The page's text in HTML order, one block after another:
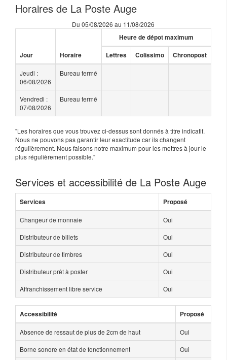
Horaires de La Poste Auge
Du 05/08/2026 au 11/08/2026
Jour Horaire
Heure de dépot maximum
Lettres Colissimo Chronopost
Jeudi :
06/08/2026
Bureau fermé
Vendredi :
07/08/2026
Bureau fermé
"Les horaires que vous trouvez ci-dessus sont donnés à titre indicatif.
Nous ne pouvons pas garantir leur exactitude car ils changent
régulièrement. Nous faisons notre maximum pour les mettres à jour le
plus régulièrement possible."
Services et accessibilité de La Poste Auge
Services Proposé
Changeur de monnaie
Oui
Distributeur de billets
Oui
Distributeur de timbres
Oui
Distributeur prêt à poster
Oui
Affranchissement libre service
Oui
Accessibilité Proposé
Absence de ressaut de plus de 2cm de haut
Oui
Borne sonore en état de fonctionnement
Oui